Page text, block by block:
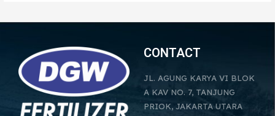
CONTACT
JL. AGUNG KARYA VI BLOK
A KAV NO. 7, TANJUNG
PRIOK, JAKARTA UTARA